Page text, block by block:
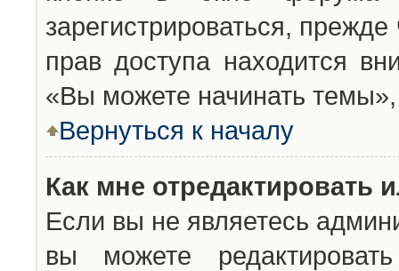
зарегистрироваться,
прав доступа находится
«Вы можете начинать
Вернуться к началу
Как мне отредактировать
Если вы не являетесь
вы можете